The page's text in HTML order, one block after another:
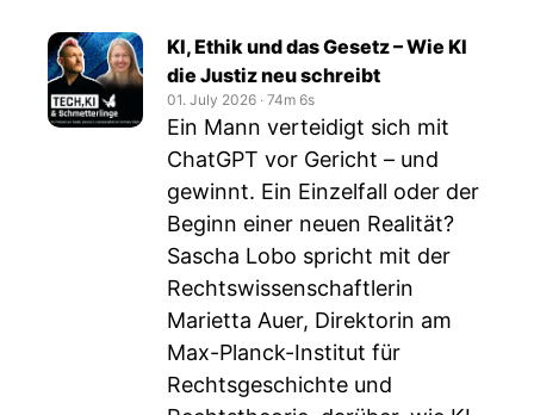
KI, Ethik und das Gesetz – Wie KI
die Justiz neu schreibt
01. July 2026 ‧ 74m 6s
Ein Mann verteidigt sich mit
ChatGPT vor Gericht – und
gewinnt. Ein Einzelfall oder der
Beginn einer neuen Realität?
Sascha Lobo spricht mit der
Rechtswissenschaftlerin
Marietta Auer, Direktorin am
Max-Planck-Institut für
Rechtsgeschichte und